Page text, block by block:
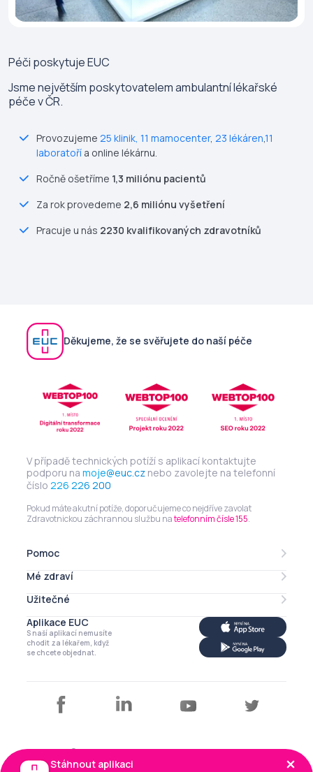
Péči poskytujeEUC
Jsme největším poskytovatelem ambulantní lékařské
péče v ČR.
Provozujeme 25 klinik 11 mamocenter, 23 lékáren11
laboratoří a online lékárnu.
Ročně ošetříme 1,3 miliónu pacientů
Za rok provedeme 2,6 miliónu vyšetření
Pracuje u nás 2230 kvalifikovaných zdravotníků
Děkujeme, že se svěřujete do naší péče
V případě technických potíží s aplikací kontaktujte
podporu na moje@euc.cz nebo zavolejte na telefonní
číslo 226 226 200
Pokud máte akutní potíže, doporučujeme co nejdříve zavolat
Zdravotnickou záchrannou službu natelefonním čísle 155.
Pomoc
Lékarna online
eRecept
Mé zdraví
Mé léky
Zdravotní profil
Má imunita
Užitečné
Můj profil
Kalendář
Články a tipy
Aplikace EUC
S naší aplikací nemusíte
chodit za lékařem, když
se chcete objednat.
Copyright © EUC a.s. 2026
Stáhnout aplikaci